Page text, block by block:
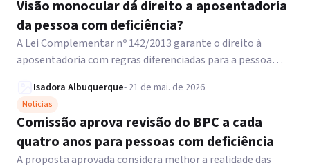
Visão monocular dá direito a aposentadoria
da pessoa com deficiência?
A Lei Complementar nº 142/2013 garante o direito à
aposentadoria com regras diferenciadas para a pessoa
Isadora Albuquerque- 21 de mai. de 2026
Notícias
Comissão aprova revisão do BPC a cada
quatro anos para pessoas com deficiência
A proposta aprovada considera melhor a realidade das